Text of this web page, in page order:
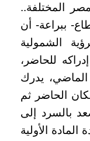
المختلفة..
ببراعة- أن
الشمولية
للحاضر،
يدرك
الحاضر ثم
بالسرد إلى
الأولية